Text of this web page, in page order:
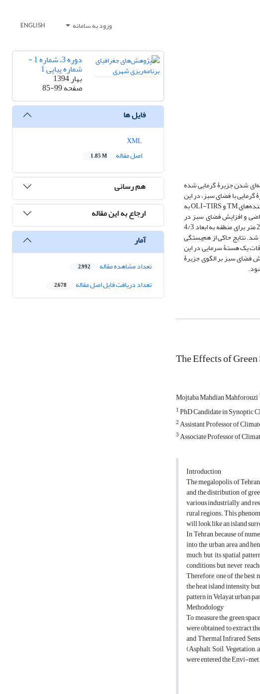
ورود به سامانه ENGLISH
شدن جزیرۀ گرمایی شده
با فضای سبز، در این
پژوهش آثار افزایش فضای سبز بر الگوی جزیرۀ گرمایی در این منطقه بررسی می‌شود. در راستای هدف مذکور، با استفاده از تصاویر ماهوارۀ گوگل و سنجنده‌های TM و OLI-TIRS به
و افزایش فضای سبز در
بوستان ولایت با استفاده از نرم‌افزار ENVI 4.7 بررسی شد و نتایج آن به عنوان ورودی به مدل اقلیمی خردمقیاس Envi-met با قدرت تفکیک مکانی 20 متر برای منطقه به ابعاد 4/3
شد. نتایج حاکی از هم‌بستگی
یک هستۀ سرمایی در این
فضای سبز بر الگوی جزیرۀ
The Effects of
Mojtaba Mahdian Mahforouzi
1PhD Candidate in Synoptic
2Assistant Professor of
3Associate Professor of
Introduction
The megalopolis of
and the distribution of
various industrially and
rural regions. This
will look like an island
In Tehran, because of
into the urban area and
much, but its spatial
conditions but never
Therefore, one of the best
the heat island intensity,
pattern in Velayat urban
Methodology
To measure the green
were obtained to extract
and Thermal Infrared
(Asphalt, Soil,
were entered the Envi-
دوره 3، شماره 1 -
شماره پیاپی 1
بهار 1394
صفحه85-99
فایل ها
اصل مقاله
1.85 M
هم رسانی
ارجاع به این مقاله
آمار
تعداد مشاهده مقاله 2,992
تعداد دریافت فایل اصل مقاله 2,678